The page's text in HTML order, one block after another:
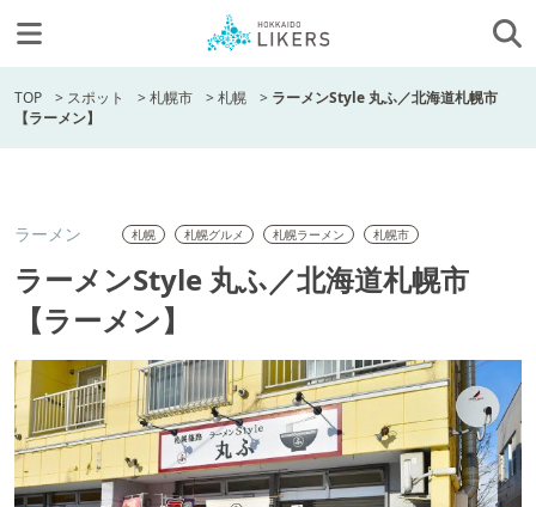
TOP > スポット >札幌市 >札幌 > ラーメンStyle 丸ふ／北海道札幌市
【ラーメン】
ラーメン 札幌 札幌グルメ 札幌ラーメン 札幌市
ラーメンStyle 丸ふ／北海道札幌市
【ラーメン】